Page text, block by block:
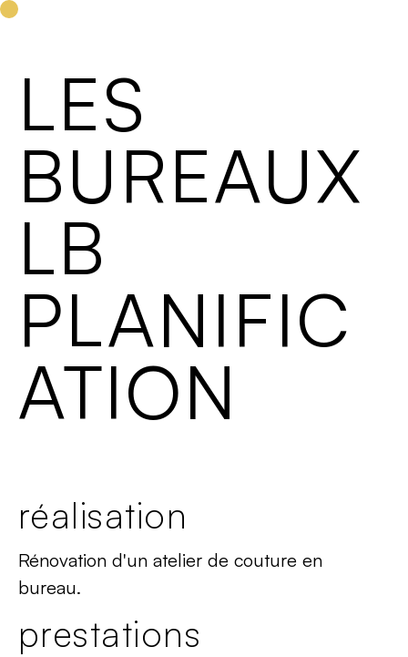
LES
BUREAUX
LB
PLANIFIC
ATION
réalisation
Rénovation d'un atelier de couture en
bureau.
prestations